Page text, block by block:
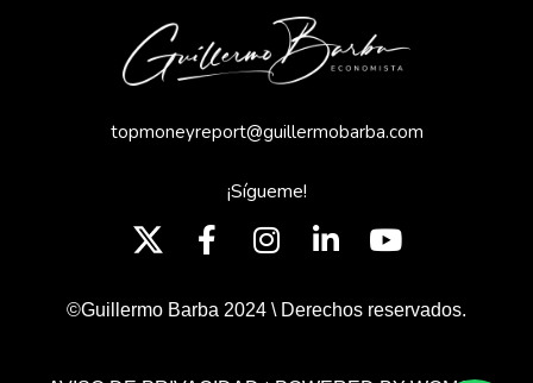
topmoneyreport@guillermobarba.com
¡Sígueme!
©Guillermo Barba 2024 \ Derechos reservados.